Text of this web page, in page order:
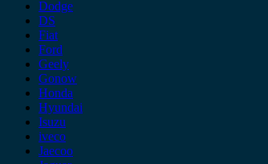
Dodge
DS
Fiat
Ford
Geely
Gonow
Honda
Hyundai
Isuzu
iveco
Jaecoo